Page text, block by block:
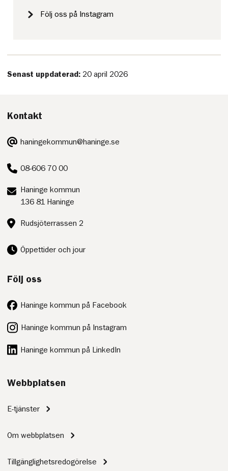
Följ oss på Instagram
Senast uppdaterad: 20 april 2026
Kontakt
E-
post:
haningekommun@haninge.se
Telefon:
08-606 70 00
Postadress:
Haninge kommun
136 81 Haninge
Besöksadress:
Rudsjöterrassen 2
Öppettider och jour
Följ oss
Haninge kommun på Facebook
Haninge kommun på Instagram
Haninge kommun på LinkedIn
Webbplatsen
E-tjänster
Om webbplatsen
Tillgänglighetsredogörelse